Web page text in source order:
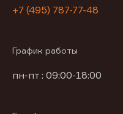
+7 (495) 787-77-48
График работы
пн-пт : 09:00-18:00